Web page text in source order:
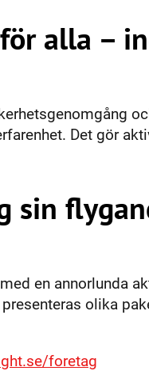
alla –
Det gör
sin
en annorlunda
olika
foretag